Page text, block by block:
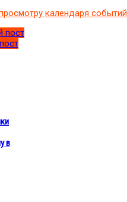
календаря событий
пост
в